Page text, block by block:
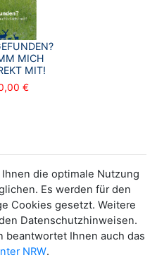
MICH
MIT!
€
die optimale Nutzung
Es werden für den
Cookies gesetzt. Weitere
Datenschutzhinweisen.
beantwortet Ihnen auch das
NRW.